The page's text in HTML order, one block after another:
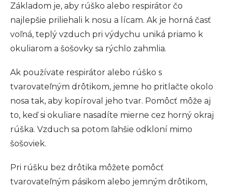
Základom je, aby rúško alebo respirátor čo
najlepšie priliehali k nosu a lícam. Ak je horná časť
voľná, teplý vzduch pri výdychu uniká priamo k
okuliarom a šošovky sa rýchlo zahmlia.
Ak používate respirátor alebo rúško s
tvarovateľným drôtikom, jemne ho pritlačte okolo
nosa tak, aby kopíroval jeho tvar. Pomôcť môže aj
to, keď si okuliare nasadíte mierne cez horný okraj
rúška. Vzduch sa potom ľahšie odkloní mimo
šošoviek.
Pri rúšku bez drôtika môžete pomôcť
tvarovateľným pásikom alebo jemným drôtikom,